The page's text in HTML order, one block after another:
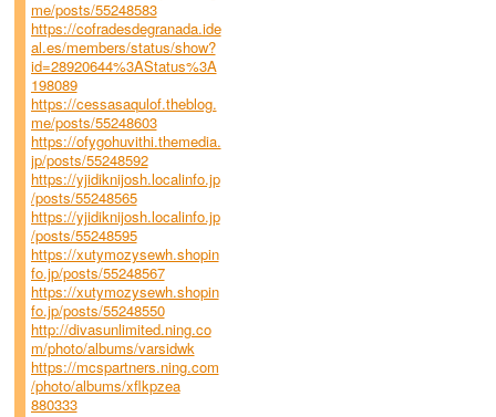
me/posts/55248583
https://cofradesdegranada.ide
al.es/members/status/show?
id=28920644%3AStatus%3A
198089
https://cessasaqulof.theblog.
me/posts/55248603
https://ofygohuvithi.themedia.
jp/posts/55248592
https://yjidiknijosh.localinfo.jp
/posts/55248565
https://yjidiknijosh.localinfo.jp
/posts/55248595
https://xutymozysewh.shopin
fo.jp/posts/55248567
https://xutymozysewh.shopin
fo.jp/posts/55248550
http://divasunlimited.ning.co
m/photo/albums/varsidwk
https://mcspartners.ning.com
/photo/albums/xflkpzea
880333